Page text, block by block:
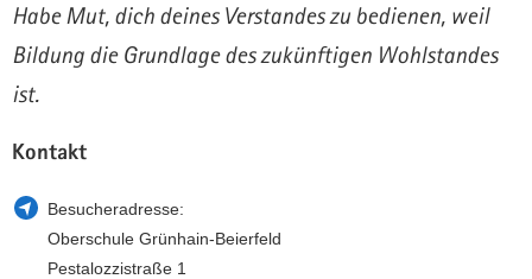
n
Habe Mut, dich deines Verstandes zu bedienen, weil
Bildung die Grundlage des zukünftigen Wohlstandes
ist.
Kontakt
Besucheradresse:
Oberschule Grünhain-Beierfeld
Pestalozzistraße 1